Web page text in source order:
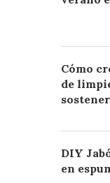
Cómo
de
DIY
en